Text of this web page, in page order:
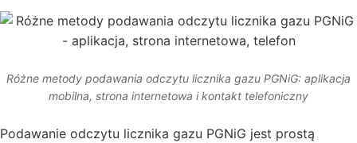
Różne metody podawania odczytu licznika gazu PGNiG: aplikacja
mobilna, strona internetowa i kontakt telefoniczny
Podawanie odczytu licznika gazu PGNiG jest prostą